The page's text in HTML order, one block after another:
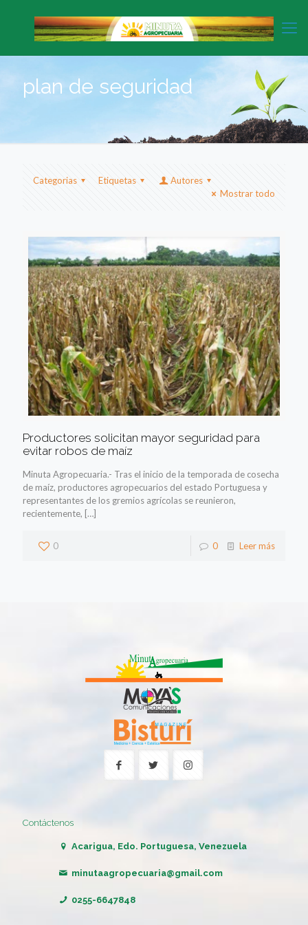
plan de seguridad
Categorias Etiquetas
Autores
Mostrar todo
Productores solicitan mayor seguridad para
evitar robos de maíz
Minuta Agropecuaria.- Tras el inicio de la temporada de cosecha
de maíz, productores agropecuarios del estado Portuguesa y
representantes de los gremios agrícolas se reunieron,
recientemente, […]
0 0 Leer más
Contáctenos
Acarigua, Edo. Portuguesa, Venezuela
minutaagropecuaria@gmail.com
0255-6647848